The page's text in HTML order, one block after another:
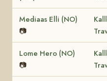
Mediaas Elli (NO)
📷
Lome Hero (NO)
📷